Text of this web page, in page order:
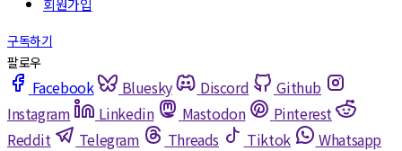
Facebook Bluesky Discord
Github
Instagram
Linkedin Mastodon
Pinterest
Reddit
Telegram Threads Tiktok
Whatsapp